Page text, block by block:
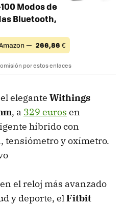
Modos de
Bluetooth,
— 266,86 €
por estos enlaces
elegante Withings
, a 329 euros en
híbrido con
tensiómetro y oxímetro.
el reloj más avanzado
y deporte, elFitbit